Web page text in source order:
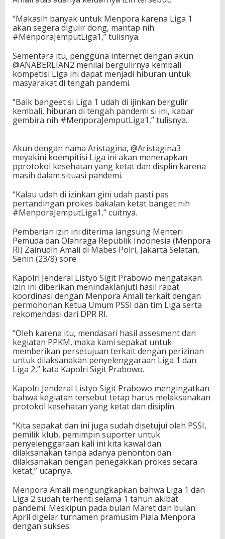
“Makasih banyak untuk Menpora karena Liga 1
akan segera digulir dong, mantap nih.
#MenporaJemputLiga1,” tulisnya.
Sementara itu, pengguna internet dengan akun
@ANABERLIAN2 menilai bergulirnya kembali
kompetisi Liga ini dapat menjadi hiburan untuk
masyarakat di tengah pandemi.
“Baik bangeet si Liga 1 udah di ijinkan bergulir
kembali, hiburan di tengah pandemi si ini, kabar
gembira nih #MenporaJemputLiga1,” tulisnya.
Akun dengan nama Aristagina, @Aristagina3
meyakini koempitisi Liga ini akan menerapkan
pprotokol kesehatan yang ketat dan displin karena
masih dalam situasi pandemi.
“Kalau udah di izinkan gini udah pasti pas
pertandingan prokes bakalan ketat banget nih
#MenporaJemputLiga1,” cuitnya.
Pemberian izin ini diterima langsung Menteri
Pemuda dan Olahraga Republik Indonesia (Menpora
RI) Zainudin Amali di Mabes Polri, Jakarta Selatan,
Senin (23/8) sore.
Kapolri Jenderal Listyo Sigit Prabowo mengatakan
izin ini diberikan menindaklanjuti hasil rapat
koordinasi dengan Menpora Amali terkait dengan
permohonan Ketua Umum PSSI dan tim Liga serta
rekomendasi dari DPR RI.
“Oleh karena itu, mendasari hasil assesment dan
kegiatan PPKM, maka kami sepakat untuk
memberikan persetujuan terkait dengan perizinan
untuk dilaksanakan penyelenggaraan Liga 1 dan
Liga 2,” kata Kapolri Sigit Prabowo.
Kapolri Jenderal Listyo Sigit Prabowo mengingatkan
bahwa kegiatan tersebut tetap harus melaksanakan
protokol kesehatan yang ketat dan disiplin.
“Kita sepakat dan ini juga sudah disetujui oleh PSSI,
pemilik klub, pemimpin suporter untuk
penyelenggaraan kali ini kita kawal dan
dilaksanakan tanpa adanya penonton dan
dilaksanakan dengan penegakkan prokes secara
ketat,” ucapnya.
Menpora Amali mengungkapkan bahwa Liga 1 dan
Liga 2 sudah terhenti selama 1 tahun akibat
pandemi. Meskipun pada bulan Maret dan bulan
April digelar turnamen pramusim Piala Menpora
dengan sukses.